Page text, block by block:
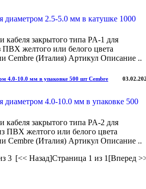
кабеля закрытого типа PA-1 для
ПВХ желтого или белого цвета
Cembre (Италия) Артикул Описание ..
4.0-10.0 мм в упаковке 500 шт Cembre
кабеля закрытого типа PA-2 для
ПВХ желтого или белого цвета
Cembre (Италия) Артикул Описание ..
[<< Назад]Страница 1 из 1 [Вперед
3